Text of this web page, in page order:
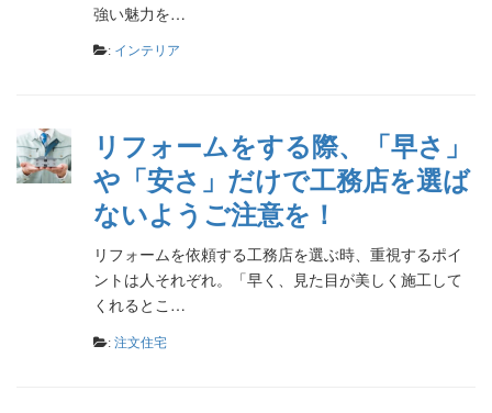
強い魅力を…
: インテリア
リフォームをする際、「早さ」
や「安さ」だけで工務店を選ば
ないようご注意を！
リフォームを依頼する工務店を選ぶ時、重視するポイ
ントは人それぞれ。「早く、見た目が美しく施工して
くれるとこ…
: 注文住宅